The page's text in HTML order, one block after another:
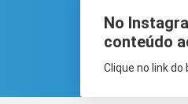
No
conteúdo
Clique no link